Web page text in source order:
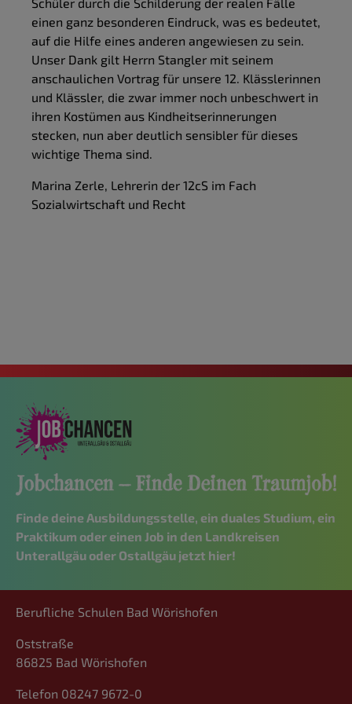
einen ganz besonderen Eindruck, was es bedeutet,
auf die Hilfe eines anderen angewiesen zu sein.
Unser Dank gilt Herrn Stangler mit seinem
anschaulichen Vortrag für unsere 12. Klässlerinnen
und Klässler, die zwar immer noch unbeschwert in
ihren Kostümen aus Kindheitserinnerungen
stecken, nun aber deutlich sensibler für dieses
wichtige Thema sind.
Marina Zerle, Lehrerin der 12cS im Fach
Sozialwirtschaft und Recht
Finde deine Ausbildungsstelle, ein duales Studium, ein
Praktikum oder einen Job in den Landkreisen
Unterallgäu oder Ostallgäu jetzt hier!
Berufliche Schulen Bad Wörishofen
Oststraße
86825 Bad Wörishofen
Telefon 08247 9672-0